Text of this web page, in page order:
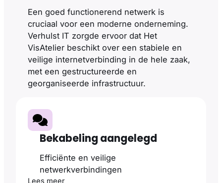
Een goed functionerend netwerk is
cruciaal voor een moderne onderneming.
Verhulst IT zorgde ervoor dat Het
VisAtelier beschikt over een stabiele en
veilige internetverbinding in de hele zaak,
met een gestructureerde en
georganiseerde infrastructuur.
Bekabeling aangelegd
Efficiënte en veilige
netwerkverbindingen
Lees meer